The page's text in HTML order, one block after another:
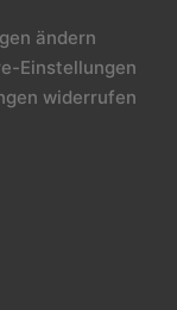
ändern
Einstellungen
widerrufen